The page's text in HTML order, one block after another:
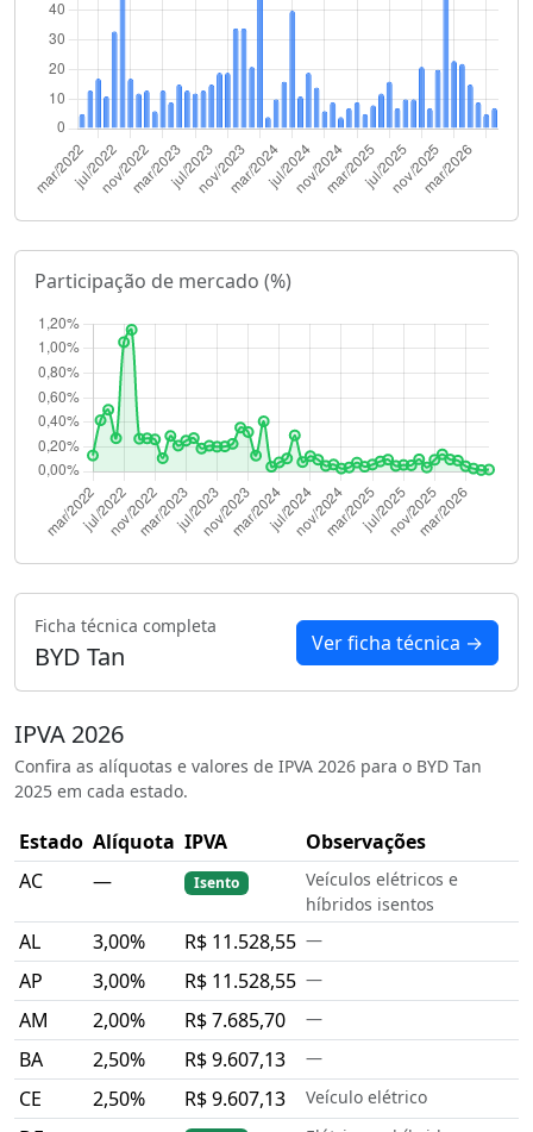
Participação de mercado (%)
Ficha técnica completa
BYD Tan Ver ficha técnica →
IPVA 2026
Confira as alíquotas e valores de IPVA 2026 para o BYD Tan
2025 em cada estado.
Estado Alíquota IPVA
Observações
AC
— Isento
Veículos elétricos e
híbridos isentos
AL 3,00% R$ 11.528,55 —
AP 3,00% R$ 11.528,55 —
AM 2,00% R$ 7.685,70 —
BA 2,50% R$ 9.607,13 —
CE 2,50% R$ 9.607,13 Veículo elétrico